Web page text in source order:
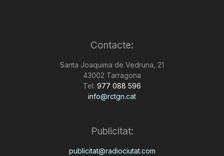
Contacte:
Santa Joaquima de Vedruna, 21
43002 Tarragona
Tel: 977 088 596
info@rctgn.cat
Publicitat:
publicitat@radiociutat.com